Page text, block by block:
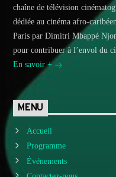
chaîne de télévision
dédiée au cinéma afro-
Paris par Dimitri Mbappé
pour contribuer à l’envol du
En savoir +
MENU
Accueil
Programme
Événements